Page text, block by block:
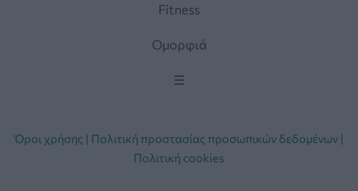
Fitness
Ομορφιά
☰
Όροι χρήσης | Πολιτική προστασίας προσωπικών δεδομένων |
Πολιτική cookies